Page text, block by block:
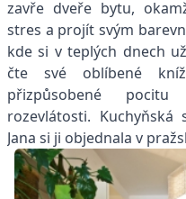
zavře dveře bytu,
stres a projít svým
kde si v teplých dnech
čte své oblíbené
přizpůsobené
rozevlátosti.
Jana si ji objednala v